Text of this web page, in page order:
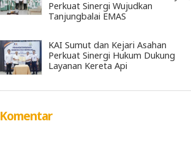
Perkuat Sinergi Wujudkan
Tanjungbalai EMAS
KAI Sumut dan Kejari Asahan
Perkuat Sinergi Hukum Dukung
Layanan Kereta Api
Komentar